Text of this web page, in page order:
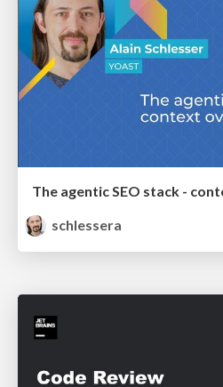
The agentic SEO stack -
schlessera